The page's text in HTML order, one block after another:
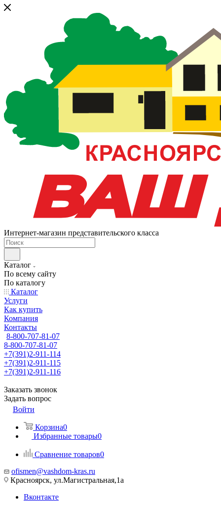
Интернет-магазин представительского класса
Каталог
По всему сайту
По каталогу
Каталог
Услуги
Как купить
Компания
Контакты
8-800-707-81-07
8-800-707-81-07
+7(391)2-911-114
+7(391)2-911-115
+7(391)2-911-116
Заказать звонок
Задать вопрос
Войти
Корзина0
Избранные товары0
Сравнение товаров0
ofismen@vashdom-kras.ru
Красноярск, ул.Магистральная,1а
Вконтакте